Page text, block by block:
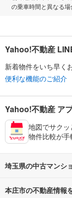
の乗車時間と異なる場
Yahoo!不動産
新着物件をいち早く
便利な機能のご紹介
Yahoo!不動産 ア
地図でサクッ
物件比較が手
埼玉県の中古マンシ
路線・駅から探す
本庄市の不動産情報